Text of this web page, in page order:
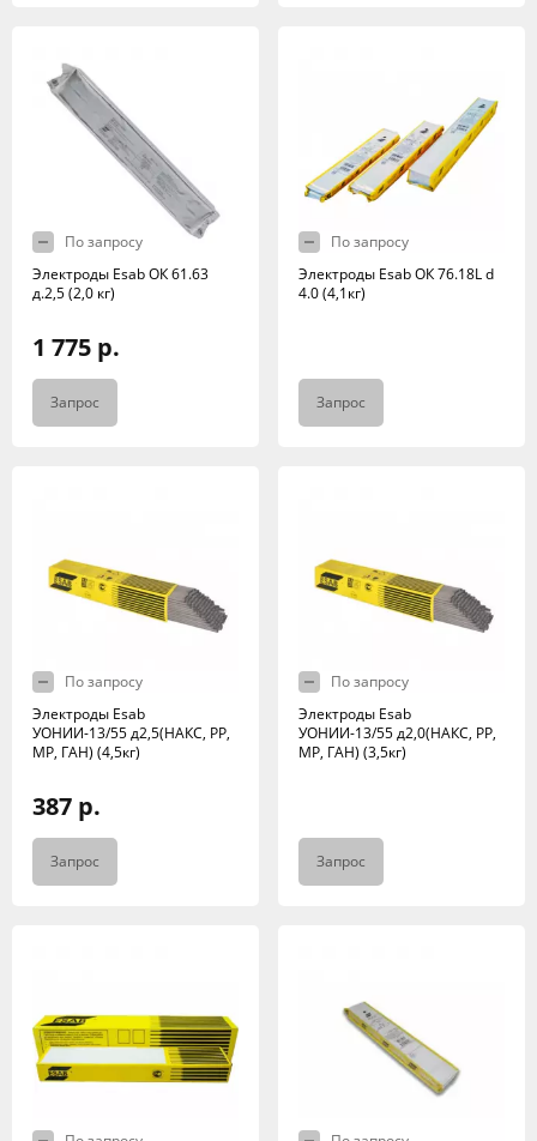
По запросу
Электроды Esab ОК 61.63
д.2,5 (2,0 кг)
1 775 р.
Запрос
По запросу
Электроды Esab ОК 76.18L d
4.0 (4,1кг)
Запрос
По запросу
Электроды Esab
УОНИИ-13/55 д2,5(НАКС, РР,
МР, ГАН) (4,5кг)
387 р.
Запрос
По запросу
Электроды Esab
УОНИИ-13/55 д2,0(НАКС, РР,
МР, ГАН) (3,5кг)
Запрос